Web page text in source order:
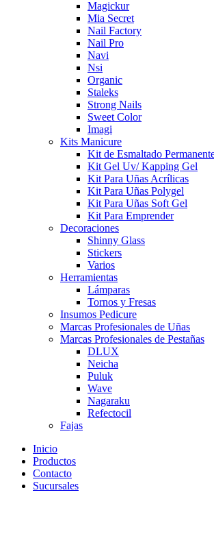
Magickur
Mia Secret
Nail Factory
Nail Pro
Navi
Nsi
Organic
Staleks
Strong Nails
Sweet Color
Imagi
Kits Manicure
Kit de Esmaltado
Kit Gel Uv/ Kapping Gel
Kit Para Uñas Acrílicas
Kit Para Uñas Polygel
Kit Para Uñas Soft Gel
Kit Para Emprender
Decoraciones
Shinny Glass
Stickers
Varios
Herramientas
Lámparas
Tornos y Fresas
Insumos Pedicure
Marcas Profesionales de Uñas
Marcas Profesionales de Pestañas
DLUX
Neicha
Puluk
Wave
Nagaraku
Refectocil
Fajas
Inicio
Productos
Contacto
Sucursales